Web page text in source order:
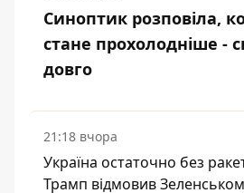
Синоптик розповіла,
стане прохолодніше -
довго
21:18 вчора
Україна остаточно без
Трамп відмовив